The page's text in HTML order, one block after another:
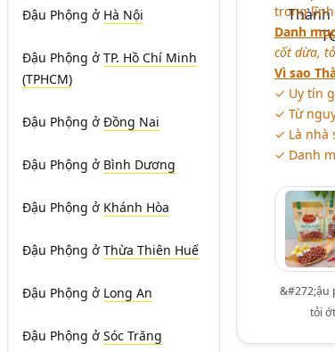
Đậu Phộng ở Hà Nội
Đậu Phộng ở TP. Hồ Chí Minh
(TPHCM)
Đậu Phộng ở Đồng Nai
Đậu Phộng ở Bình Dương
Đậu Phộng ở Khánh Hòa
Đậu Phộng ở Thừa Thiên Huế
Đậu Phộng ở Long An
Đậu Phộng ở Sóc Trăng
trong lĩnh
Danh
cốt dừa,
Vì sao
✓ Uy tín
✓ Từ
✓ Là nhà
✓ Danh
&#272;ậu
tỏi ớt